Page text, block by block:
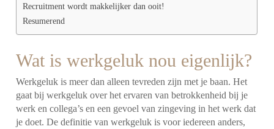
Recruitment wordt makkelijker dan ooit!
Resumerend
Wat is werkgeluk nou eigenlijk?
Werkgeluk is meer dan alleen tevreden zijn met je baan. Het
gaat bij werkgeluk over het ervaren van betrokkenheid bij je
werk en collega’s en een gevoel van zingeving in het werk dat
je doet. De definitie van werkgeluk is voor iedereen anders,